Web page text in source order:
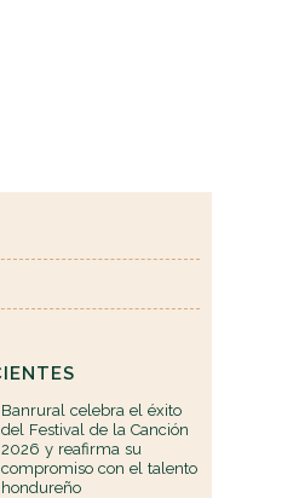
Banrural celebra el éxito
del Festival de la Canción
2026 y reafirma su
compromiso con el talento
hondureño